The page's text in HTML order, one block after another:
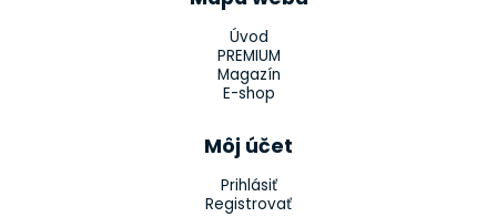
Úvod
PREMIUM
Magazín
E-shop
Môj účet
Prihlásiť
Registrovať